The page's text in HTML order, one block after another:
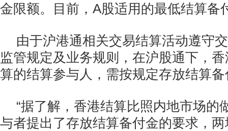
金限额。目前，A股适用的最低结算备
由于沪港通相关交易结算活动遵守
监管规定及业务规则，在沪股通下，
算的结算参与人，需按规定存放结算
“据了解，香港结算比照内地市场的
与者提出了存放结算备付金的要求，